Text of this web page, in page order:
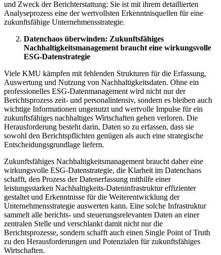
und Zweck der Berichterstattung: Sie ist mit ihrem detaillierten
Analyseprozess eine der wertvollsten Erkenntnisquellen für eine
zukunftsfähige Unternehmensstrategie.
Datenchaos überwinden: Zukunftsfähiges
Nachhaltigkeitsmanagement braucht eine wirkungsvolle
ESG-Datenstrategie
Viele KMU kämpfen mit fehlenden Strukturen für die Erfassung,
Auswertung und Nutzung von Nachhaltigkeitsdaten. Ohne ein
professionelles ESG-Datenmanagement wird nicht nur der
Berichtsprozess zeit- und personalintensiv, sondern es bleiben auch
wichtige Informationen ungenutzt und wertvolle Impulse für ein
zukunftsfähiges nachhaltiges Wirtschaften gehen verloren. Die
Herausforderung besteht darin, Daten so zu erfassen, dass sie
sowohl den Berichtspflichten genügen als auch eine strategische
Entscheidungsgrundlage liefern.
Zukunftsfähiges Nachhaltigkeitsmanagement braucht daher eine
wirkungsvolle ESG-Datenstrategie, die Klarheit im Datenchaos
schafft, den Prozess der Datenerfassung mithilfe einer
leistungsstarken Nachhaltigkeits-Dateninfrastruktur effizienter
gestaltet und Erkenntnisse für die Weiterentwicklung der
Unternehmensstrategie auswerten kann. Eine solche Infrastruktur
sammelt alle berichts- und steuerungsrelevanten Daten an einer
zentralen Stelle und verschlankt damit nicht nur die
Berichtsprozesse, sondern schafft auch einen Single Point of Truth
zu den Herausforderungen und Potenzialen für zukunftsfähiges
Wirtschaften.